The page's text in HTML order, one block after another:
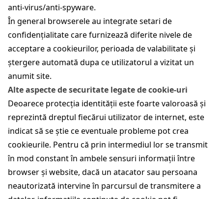
anti-virus/anti-spyware.
În general browserele au integrate setari de
confidențialitate care furnizează diferite nivele de
acceptare a cookieurilor, perioada de valabilitate și
ștergere automată dupa ce utilizatorul a vizitat un
anumit site.
Alte aspecte de securitate legate de cookie-uri
Deoarece protecția identității este foarte valoroasă și
reprezintă dreptul fiecărui utilizator de internet, este
indicat să se știe ce eventuale probleme pot crea
cookieurile. Pentru că prin intermediul lor se transmit
în mod constant în ambele sensuri informații între
browser și website, dacă un atacator sau persoana
neautorizată intervine în parcursul de transmitere a